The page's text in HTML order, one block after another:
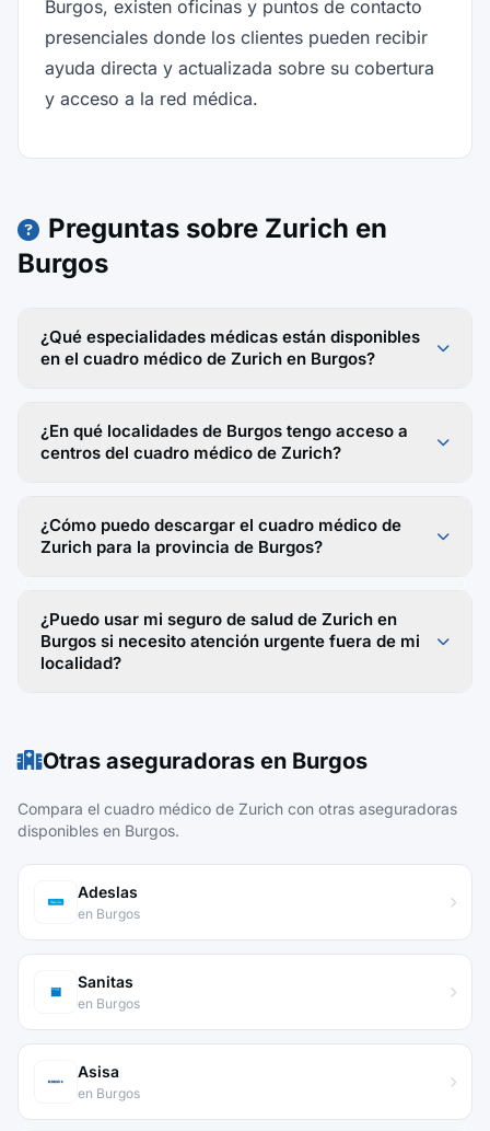
Burgos, existen oficinas y puntos de contacto
presenciales donde los clientes pueden recibir
ayuda directa y actualizada sobre su cobertura
y acceso a la red médica.
Preguntas sobre Zurich en
Burgos
¿Qué especialidades médicas están disponibles
en el cuadro médico de Zurich en Burgos?
¿En qué localidades de Burgos tengo acceso a
centros del cuadro médico de Zurich?
¿Cómo puedo descargar el cuadro médico de
Zurich para la provincia de Burgos?
¿Puedo usar mi seguro de salud de Zurich en
Burgos si necesito atención urgente fuera de mi
localidad?
Otras aseguradoras en Burgos
Compara el cuadro médico de Zurich con otras aseguradoras
disponibles en Burgos.
Adeslas
en Burgos
Sanitas
en Burgos
Asisa
en Burgos